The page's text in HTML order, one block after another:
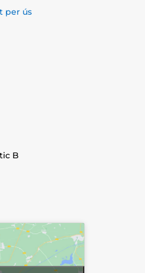
per ús
B